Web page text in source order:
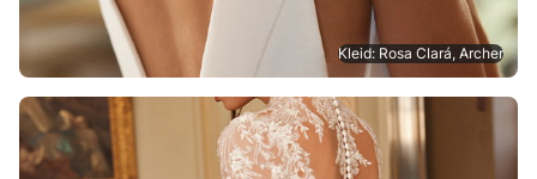
Kleid: Rosa Clará, Archer